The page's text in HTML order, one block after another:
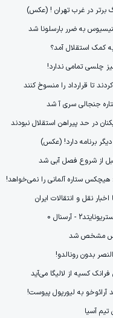
برتر در غرب تهران ! (عکس)
به ضرر بارسلونا شد
کمک استقلال آمد؟
چلسی تمامی ندارد!
تا قرارداد را منسوخ کنند
جنجالی سری آ شد
در حد پیراهن استقلال نبودند
از شروع فصل آبی شد
ستاره آلمانی را نمی‌خواهد!
نقل و انتقالات ایران
- آرسنال 0
مس مشخص شد
بدون رونالدو!
کسیه از لالیگا می‌آید
آرائوخو به لیورپول پیوست!
آسیا